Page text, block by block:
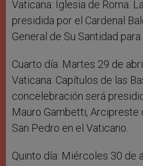
Vaticana: Iglesia de Roma.
presidida por el Cardenal
General de Su Santidad
Cuarto día: Martes 29 de
Vaticana: Capítulos de las
concelebración será
Mauro Gambetti, Arcipreste
San Pedro en el Vaticano.
Quinto día: Miércoles 30 de